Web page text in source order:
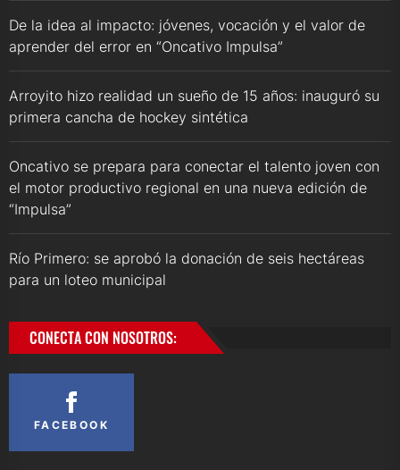
De la idea al impacto: jóvenes, vocación y el valor de
aprender del error en “Oncativo Impulsa”
Arroyito hizo realidad un sueño de 15 años: inauguró su
primera cancha de hockey sintética
Oncativo se prepara para conectar el talento joven con
el motor productivo regional en una nueva edición de
“Impulsa”
Río Primero: se aprobó la donación de seis hectáreas
para un loteo municipal
CONECTA CON NOSOTROS:
FACEBOOK